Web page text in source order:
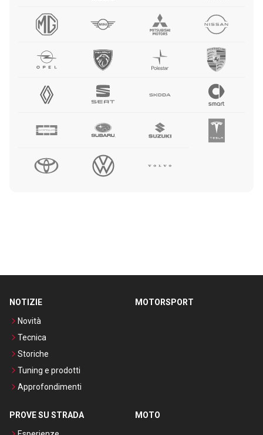
NOTIZIE
Novità
Tecnica
Storiche
Tuning e prodotti
Approfondimenti
MOTORSPORT
PROVE SU STRADA
MOTO